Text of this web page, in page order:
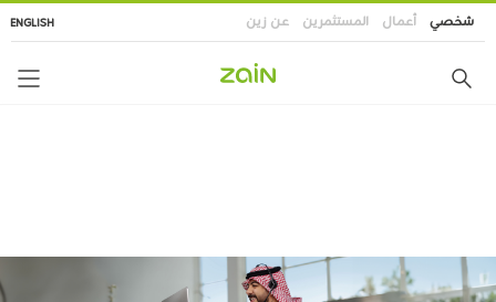
تجاوز
إلى
الرئيسي
شخصي أعمال المستثمرين عن زين ENGLISH